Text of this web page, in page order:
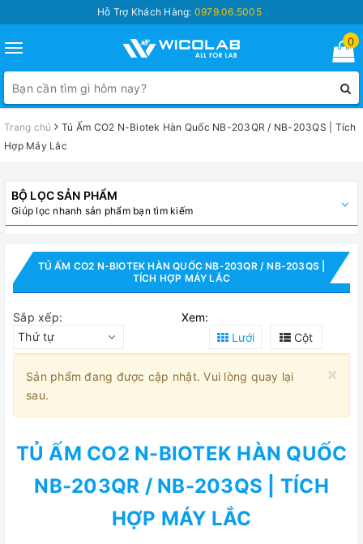
Hỗ Trợ Khách Hàng: 0979.06.5005
Toggle
navigation
0
Trang chủ
Tủ Ấm CO2 N-Biotek Hàn Quốc NB-203QR / NB-203QS | Tích
Hợp Máy Lắc
BỘ LỌC SẢN PHẨM
Giúp lọc nhanh sản phẩm bạn tìm kiếm
TỦ ẤM CO2 N-BIOTEK HÀN QUỐC NB-203QR / NB-203QS |
TÍCH HỢP MÁY LẮC
Sắp xếp:
Thứ tự
Xem:
Lưới
Cột
×
Sản phẩm đang được cập nhật. Vui lòng quay lại
sau.
TỦ ẤM CO2 N-BIOTEK HÀN QUỐC
NB-203QR / NB-203QS | TÍCH
HỢP MÁY LẮC